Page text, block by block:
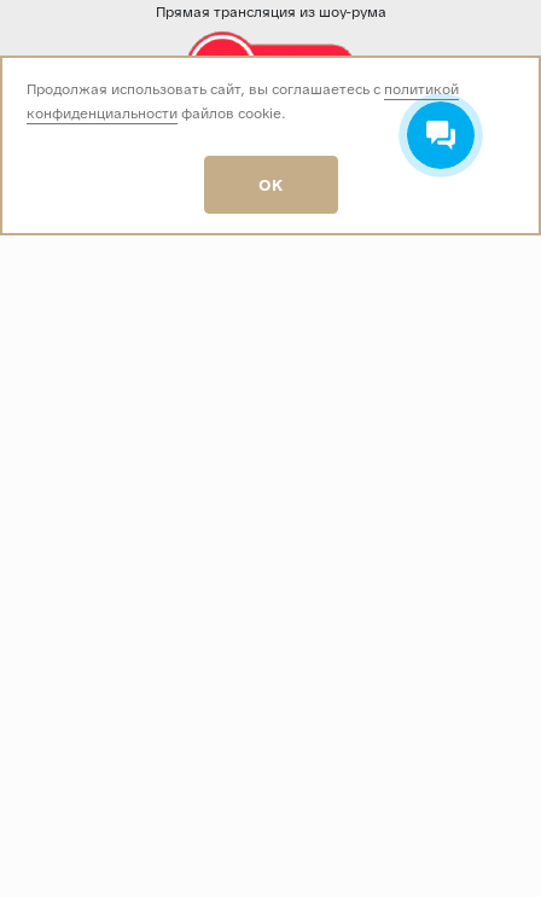
Прямая трансляция из шоу-рума
Звоните нам:
пн-вс 10:00 - 19:00
E-mail:
info@baza-plitki.ru
Продолжая использовать сайт, вы соглашаетесь с политикой
конфиденциальностифайлов cookie.
OK